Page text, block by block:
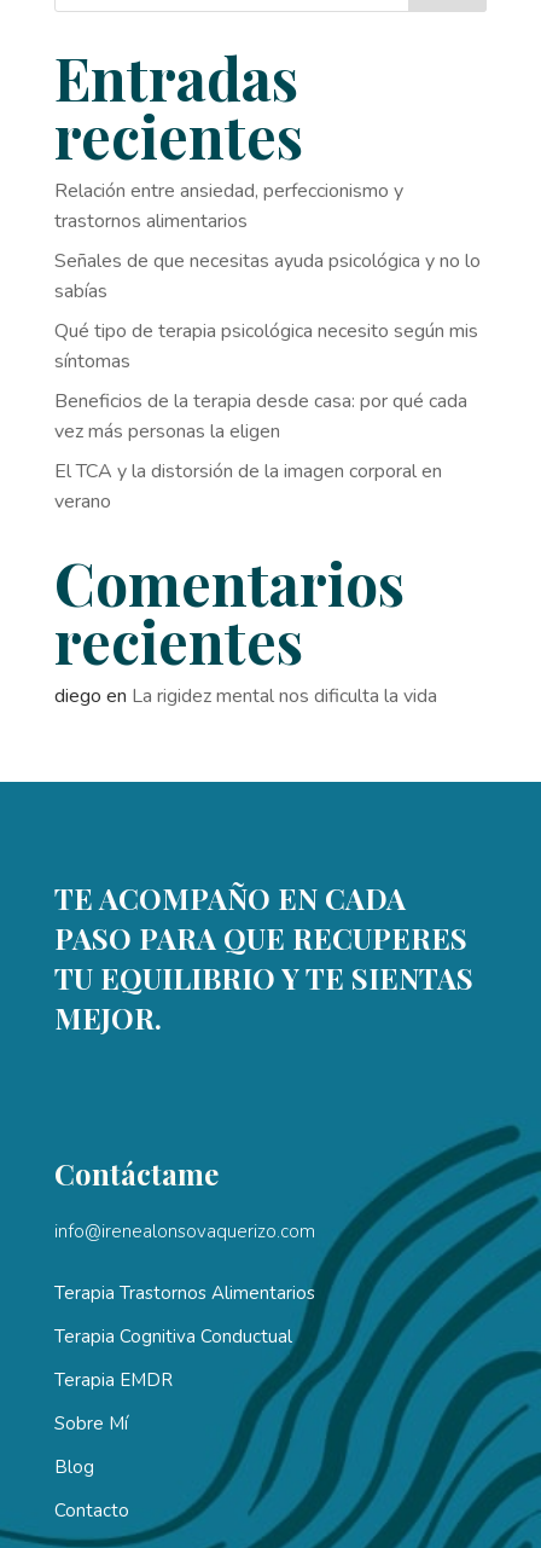
Entradas
recientes
Relación entre ansiedad, perfeccionismo y
trastornos alimentarios
Señales de que necesitas ayuda psicológica y no lo
sabías
Qué tipo de terapia psicológica necesito según mis
síntomas
Beneficios de la terapia desde casa: por qué cada
vez más personas la eligen
El TCA y la distorsión de la imagen corporal en
verano
Comentarios
recientes
diego en La rigidez mental nos dificulta la vida
TE ACOMPAÑO EN CADA
PASO PARA QUE RECUPERES
TU EQUILIBRIO Y TE SIENTAS
MEJOR.
Contáctame
info@irenealonsovaquerizo.com
Terapia Trastornos Alimentarios
Terapia Cognitiva Conductual
Terapia EMDR
Sobre Mí
Blog
Contacto